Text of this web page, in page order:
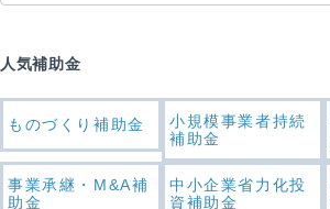
人気補助金
ものづくり補助金
小規模事業者持続
補助金
事業承継・M&A補
助金
中小企業省力化投
資補助金